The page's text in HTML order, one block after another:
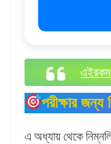
এইরকম
পরীক্ষার জন্য
এ অধ্যায় থেকে